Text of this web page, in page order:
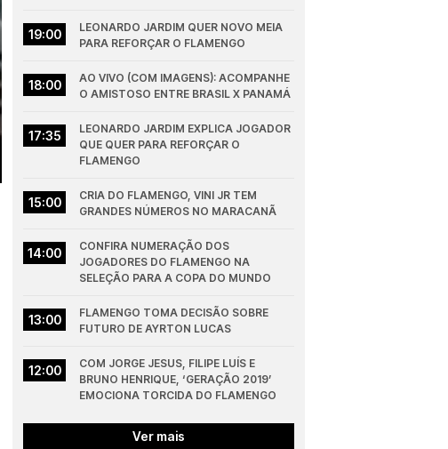
19:00
LEONARDO JARDIM QUER NOVO MEIA
PARA REFORÇAR O FLAMENGO
18:00
AO VIVO (COM IMAGENS): ACOMPANHE
O AMISTOSO ENTRE BRASIL X PANAMÁ
17:35
LEONARDO JARDIM EXPLICA JOGADOR
QUE QUER PARA REFORÇAR O
FLAMENGO
15:00
CRIA DO FLAMENGO, VINI JR TEM
GRANDES NÚMEROS NO MARACANÃ
14:00
CONFIRA NUMERAÇÃO DOS
JOGADORES DO FLAMENGO NA
SELEÇÃO PARA A COPA DO MUNDO
13:00
FLAMENGO TOMA DECISÃO SOBRE
FUTURO DE AYRTON LUCAS
12:00
COM JORGE JESUS, FILIPE LUÍS E
BRUNO HENRIQUE, ‘GERAÇÃO 2019’
EMOCIONA TORCIDA DO FLAMENGO
Ver mais